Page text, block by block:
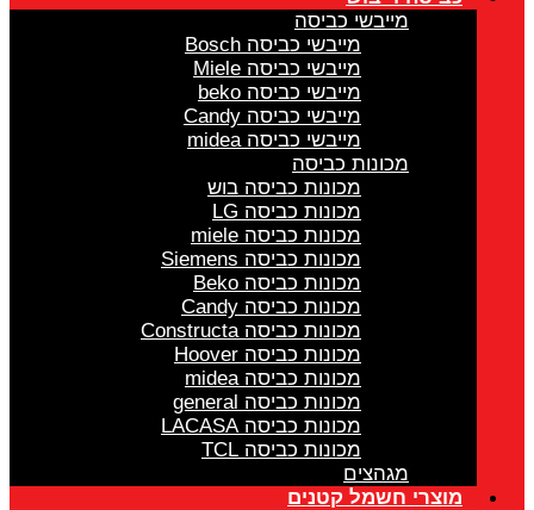
מייבשי כביסה
מייבשי כביסה Bosch
מייבשי כביסה Miele
מייבשי כביסה beko
מייבשי כביסה Candy
מייבשי כביסה midea
מכונות כביסה
מכונות כביסה בוש
מכונות כביסה LG
מכונות כביסה miele
מכונות כביסה Siemens
מכונות כביסה Beko
מכונות כביסה Candy
מכונות כביסה Constructa
מכונות כביסה Hoover
מכונות כביסה midea
מכונות כביסה general
מכונות כביסה LACASA
מכונות כביסה TCL
מגהצים
מוצרי חשמל קטנים